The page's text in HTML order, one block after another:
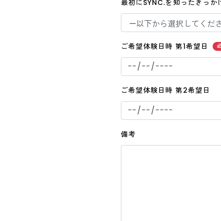
最初にSYNC.を知ったきっか
ご希望体験日時 第1希望日
ご希望体験日時 第2希望日
備考